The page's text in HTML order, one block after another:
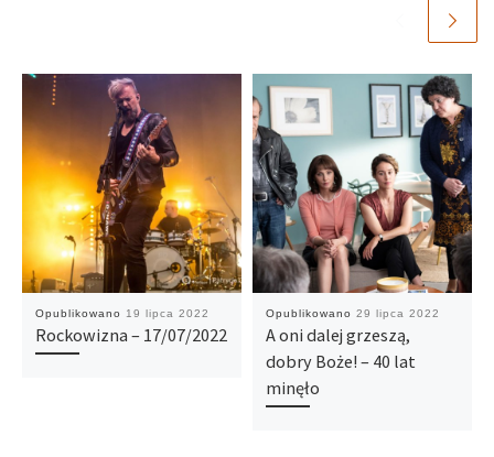
Opublikowano 19 lipca 2022
Rockowizna – 17/07/2022
Opublikowano 29 lipca 2022
A oni dalej grzeszą,
dobry Boże! – 40 lat
minęło